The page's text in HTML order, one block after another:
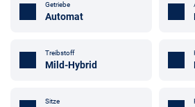
Getriebe
Automat
Treibstoff
Mild-Hybrid
Sitze